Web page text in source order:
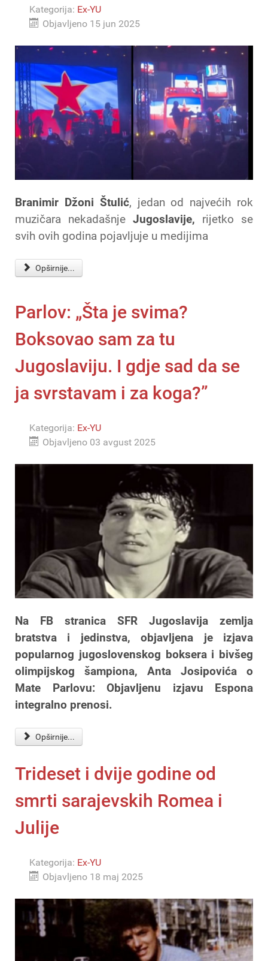
Kategorija: Ex-YU
Objavljeno 15 jun 2025
Branimir Džoni Štulić, jedan od najvećih rok
muzičara nekadašnje Jugoslavije, rijetko se
svih ovih godina pojavljuje u medijima
Opširnije...
Parlov: „Šta je svima?
Boksovao sam za tu
Jugoslaviju. I gdje sad da se
ja svrstavam i za koga?”
Kategorija: Ex-YU
Objavljeno 03 avgust 2025
Na FB stranica SFR Jugoslavija zemlja
bratstva i jedinstva, objavljena je izjava
popularnog jugoslovenskog boksera i bivšeg
olimpijskog šampiona, Anta Josipovića o
Mate Parlovu: Objavljenu izjavu Espona
integralno prenosi.
Opširnije...
Trideset i dvije godine od
smrti sarajevskih Romea i
Julije
Kategorija: Ex-YU
Objavljeno 18 maj 2025